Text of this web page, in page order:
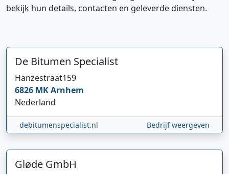
bekijk hun details, contacten en geleverde diensten.
De Bitumen Specialist
Hanzestraat159
6826 MKArnhem
Nederland
debitumenspecialist.nl Bedrijf weergeven
Gløde GmbH